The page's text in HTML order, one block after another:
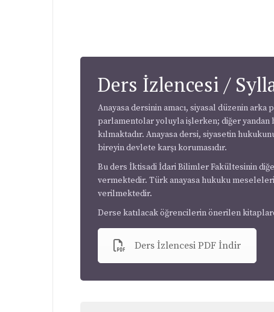
Ders İzlencesi /
Anayasa dersinin amacı, siyasal düzenin
parlamentolar yoluyla işlerken; diğer
kılmaktadır. Anayasa dersi, siyasetin
bireyin devlete karşı korumasıdır.
Bu ders İktisadi İdari Bilimler Fakültesinin
vermektedir. Türk anayasa hukuku
verilmektedir.
Derse katılacak öğrencilerin önerilen
Ders İzlencesi PDF İndir